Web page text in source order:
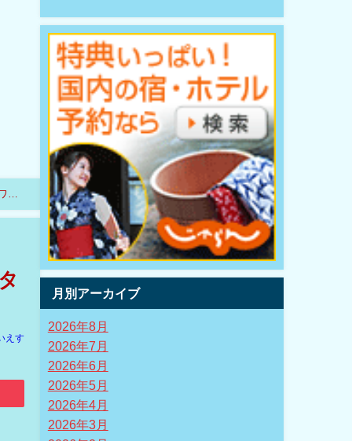
ン
えす
月別アーカイブ
2026年8月
2026年7月
2026年6月
2026年5月
2026年4月
2026年3月